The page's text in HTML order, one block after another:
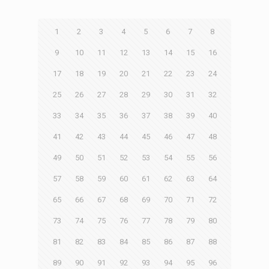
1 2 3 4 5 6 7 8
9 10 11 12 13 14 15 16
17 18 19 20 21 22 23 24
25 26 27 28 29 30 31 32
33 34 35 36 37 38 39 40
41 42 43 44 45 46 47 48
49 50 51 52 53 54 55 56
57 58 59 60 61 62 63 64
65 66 67 68 69 70 71 72
73 74 75 76 77 78 79 80
81 82 83 84 85 86 87 88
89 90 91 92 93 94 95 96